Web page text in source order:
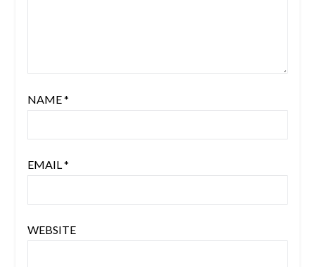
NAME*
EMAIL *
WEBSITE